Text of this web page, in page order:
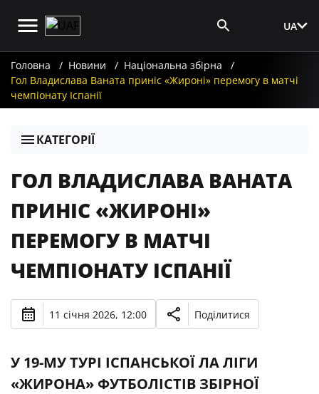
UA
Головна Новини
Національна збірна
Гол Владислава Ваната приніс «Жироні» перемогу в матчі
чемпіонату Іспанії
КАТЕГОРІЇ
ГОЛ ВЛАДИСЛАВА ВАНАТА
ПРИНІС «ЖИРОНІ»
ПЕРЕМОГУ В МАТЧІ
ЧЕМПІОНАТУ ІСПАНІЇ
11 січня 2026, 12:00 Поділитися
У 19-МУ ТУРІ ІСПАНСЬКОЇ ЛА ЛІГИ
«ЖИРОНА» ФУТБОЛІСТІВ ЗБІРНОЇ